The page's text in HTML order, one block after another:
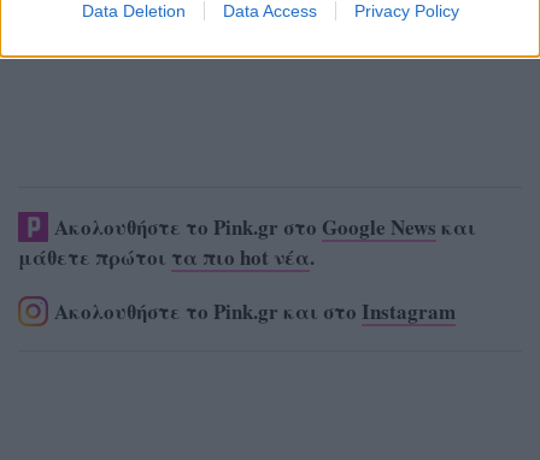
Data Deletion Data Access Privacy Policy
Ακολουθήστε το Pink.gr στο Google News και
μάθετε πρώτοι τα πιο hot νέα.
Ακολουθήστε το Pink.gr και στο Instagram